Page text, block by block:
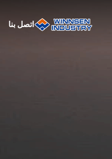
اتصل بنا